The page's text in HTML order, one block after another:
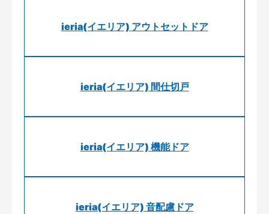
ieria(イエリア) アウトセットドア
ieria(イエリア) 間仕切戸
ieria(イエリア) 機能ドア
ieria(イエリア) 音配慮ドア